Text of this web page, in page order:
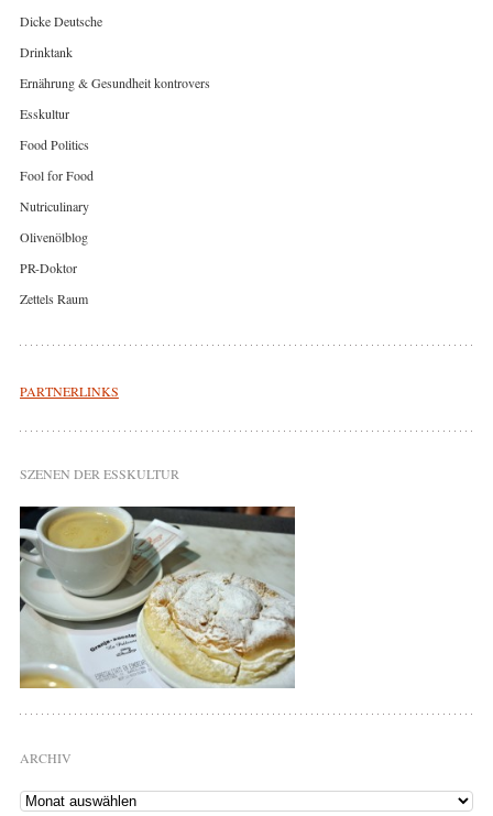
Dicke Deutsche
Drinktank
Ernährung & Gesundheit kontrovers
Esskultur
Food Politics
Fool for Food
Nutriculinary
Olivenölblog
PR-Doktor
Zettels Raum
PARTNERLINKS
SZENEN DER ESSKULTUR
ARCHIV
Archiv